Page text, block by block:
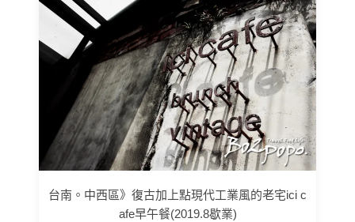
台南。中西區》復古加上點現代工業風的老宅ici c
afe早午餐(2019.8歇業)